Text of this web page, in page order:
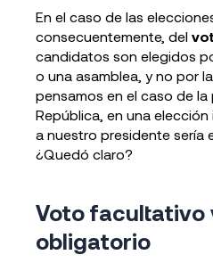
En el caso de las
consecuentemente, del
candidatos son elegidos
o una asamblea, y no por
pensamos en el caso de la
República, en una
a nuestro presidente sería
¿Quedó claro?
Voto facultativo
obligatorio